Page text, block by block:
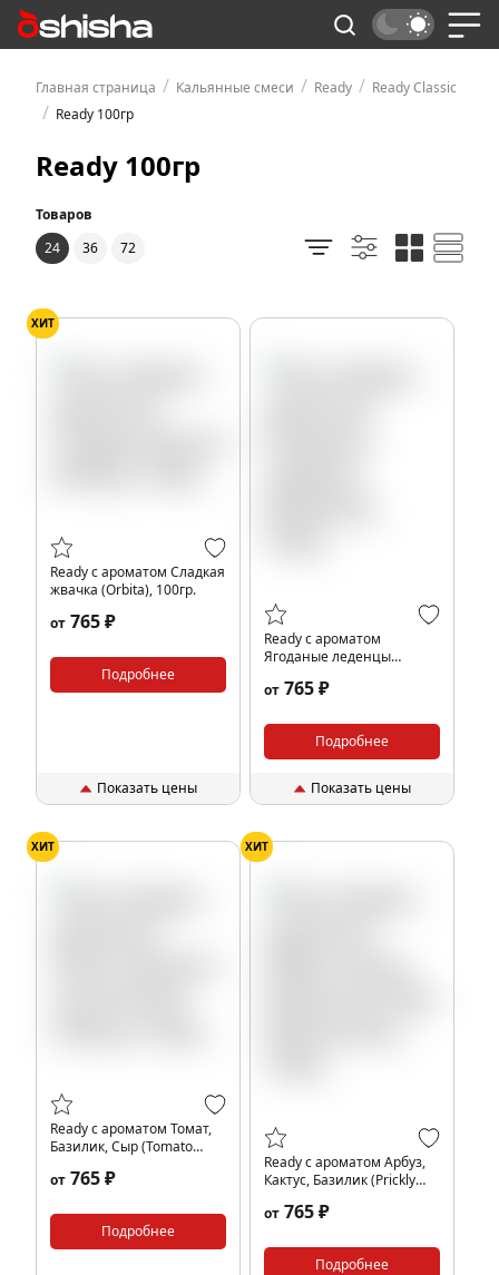
Главная страница / Кальянные смеси / Ready / Ready Classic
/ Ready 100гр
Ready 100гр
Товаров
24
36 72
ХИТ
Ready с ароматом Сладкая
жвачка (Orbita), 100гр.
от 765 ₽
Подробнее
Показать цены
Ready с ароматом
Ягоданые леденцы
от 765 ₽
Подробнее
Показать цены
ХИТ
Ready с ароматом Томат,
Базилик, Сыр (Tomato
от 765 ₽
Подробнее
ХИТ
Ready с ароматом Арбуз,
Кактус, Базилик (Prickly
от 765 ₽
Подробнее